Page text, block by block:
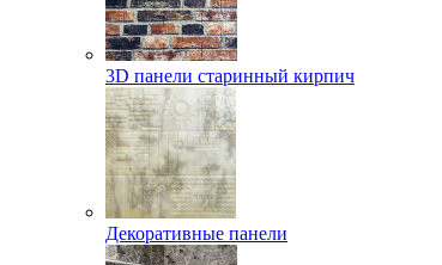
3D панели старинный кирпич
Декоративные панели